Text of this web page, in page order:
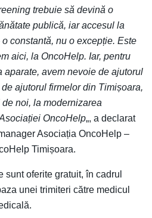
trebuie să devină o
publică, iar accesul la
constantă, nu o excepție. Este
aici, la OncoHelp. Iar, pentru
aparate, avem nevoie de ajutorul
ajutorul firmelor din Timișoara,
noi, la modernizarea
OncoHelp„, a declarat
Asociația OncoHelp –
Timișoara.
sunt oferite gratuit, în cadrul
unei trimiteri către medicul